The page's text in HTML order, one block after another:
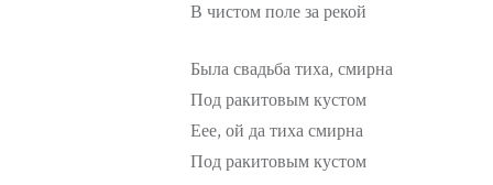
В чистом поле за рекой
Была свадьба тиха, смирна
Под ракитовым кустом
Еее, ой да тиха смирна
Под ракитовым кустом